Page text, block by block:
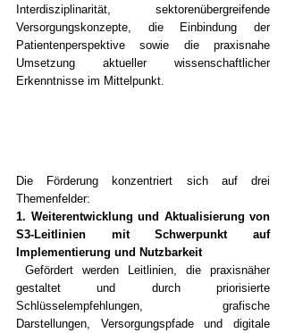
Interdisziplinarität, sektorenübergreifende
Versorgungskonzepte, die Einbindung der
Patientenperspektive sowie die praxisnahe
Umsetzung aktueller wissenschaftlicher
Erkenntnisse im Mittelpunkt.
Die Förderung konzentriert sich auf drei
Themenfelder:
1. Weiterentwicklung und Aktualisierung von
S3-Leitlinien mit Schwerpunkt auf
Implementierung und Nutzbarkeit
Gefördert werden Leitlinien, die praxisnäher
gestaltet und durch priorisierte
Schlüsselempfehlungen, grafische
Darstellungen, Versorgungspfade und digitale